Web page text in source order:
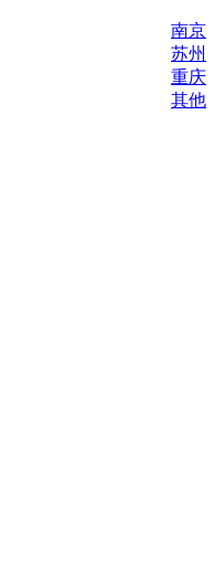
南京
苏州
重庆
其他